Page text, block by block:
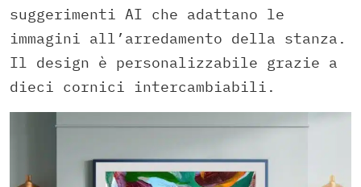
suggerimenti AI che adattano le
immagini all’arredamento della stanza.
Il design è personalizzabile grazie a
dieci cornici intercambiabili.